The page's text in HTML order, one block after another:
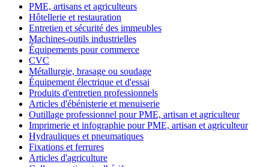
PME, artisans et agriculteurs
Hôtellerie et restauration
Entretien et sécurité des immeubles
Machines-outils industrielles
Équipements pour commerce
CVC
Métallurgie, brasage ou soudage
Équipement électrique et d'essai
Produits d'entretien professionnels
Articles d'ébénisterie et menuiserie
Outillage professionnel pour PME, artisan et agriculteur
Imprimerie et infographie pour PME, artisan et agriculteur
Hydrauliques et pneumatiques
Fixations et ferrures
Articles d'agriculture